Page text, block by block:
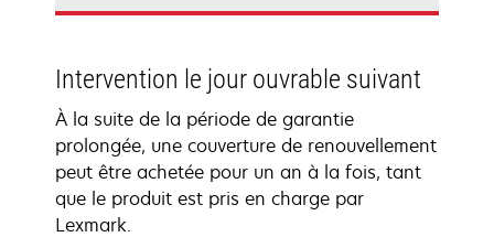
Intervention le jour ouvrable suivant
À la suite de la période de garantie
prolongée, une couverture de renouvellement
peut être achetée pour un an à la fois, tant
que le produit est pris en charge par
Lexmark.